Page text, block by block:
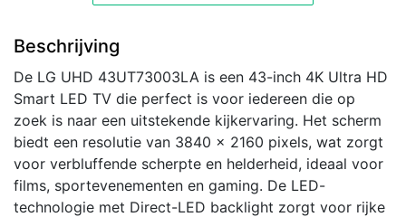
Beschrijving
De LG UHD 43UT73003LA is een 43-inch 4K Ultra HD
Smart LED TV die perfect is voor iedereen die op
zoek is naar een uitstekende kijkervaring. Het scherm
biedt een resolutie van 3840 x 2160 pixels, wat zorgt
voor verbluffende scherpte en helderheid, ideaal voor
films, sportevenementen en gaming. De LED-
technologie met Direct-LED backlight zorgt voor rijke